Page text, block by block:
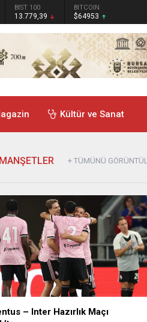
BIST 100
13.779,39
BITCOIN
$64953
Kültür ve Sanat
MANŞETLER + TÜMÜNÜ
– Inter Hazırlık Maçı